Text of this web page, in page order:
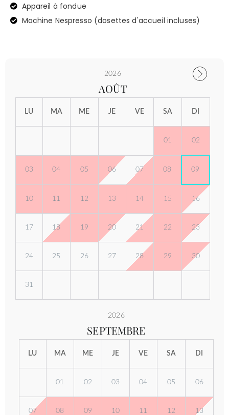
Appareil à fondue
Machine Nespresso (dosettes d'accueil incluses)
2026
AOÛT
LU MA ME JE VE SA DI
01 02
03 04 05 06 07 08 09
10 11 12 13 14 15 16
17 18 19 20 21 22 23
24 25 26 27 28 29 30
31
2026
SEPTEMBRE
LU MA ME JE VE SA DI
01 02 03 04 05 06
07 08 09 10 11 12 13